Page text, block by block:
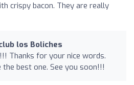
crispy bacon. They are really
los Boliches
Thanks for your nice words.
the best one. See you soon!!!